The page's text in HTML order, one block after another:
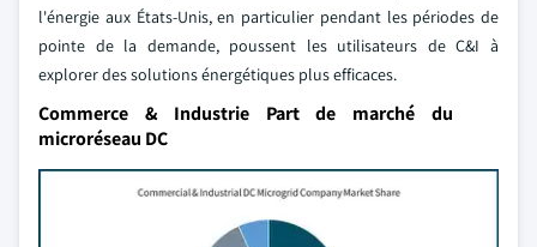
l'énergie aux États-Unis, en particulier pendant les périodes de
pointe de la demande, poussent les utilisateurs de C&I à
explorer des solutions énergétiques plus efficaces.
Commerce & Industrie Part de marché du
microréseau DC